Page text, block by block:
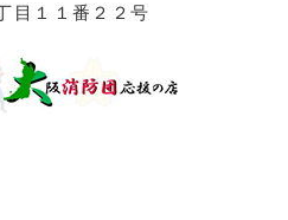
目１１番２２号